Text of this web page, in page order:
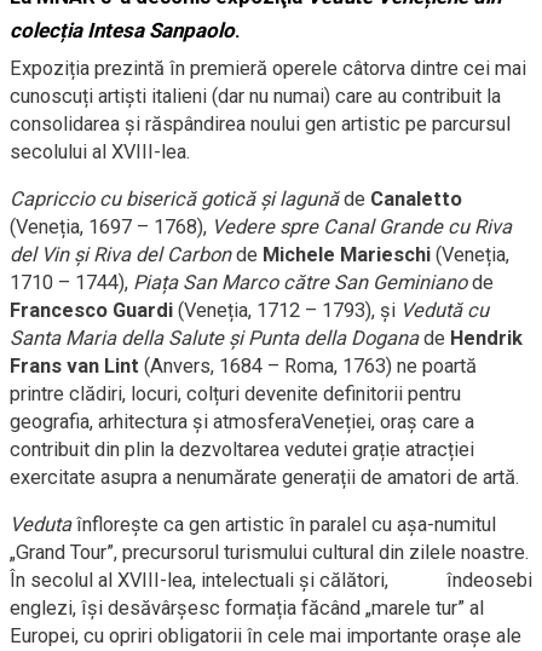
colecția Intesa Sanpaolo.
Expoziția prezintă în premieră operele câtorva dintre cei mai
cunoscuți artiști italieni (dar nu numai) care au contribuit la
consolidarea și răspândirea noului gen artistic pe parcursul
secolului al XVIII-lea.
Capriccio cu biserică gotică și lagunăde Canaletto
(Veneția, 1697 – 1768), Vedere spre Canal Grande cu Riva
del Vin și Riva del Carbonde Michele Marieschi (Veneția,
1710 – 1744), Piața San Marco către San Geminianode
Francesco Guardi (Veneția, 1712 – 1793), și Vedută cu
Santa Maria della Salute și Punta della Doganade Hendrik
Frans van Lint (Anvers, 1684 – Roma, 1763) ne poartă
printre clădiri, locuri, colțuri devenite definitorii pentru
geografia, arhitectura și atmosferaVeneției, oraș care a
contribuit din plin la dezvoltarea vedutei grație atracției
exercitate asupra a nenumărate generații de amatori de artă.
Vedutaînflorește ca gen artistic în paralel cu așa-numitul
„Grand Tour”, precursorul turismului cultural din zilele noastre.
În secolul al XVIII-lea, intelectuali și călători, îndeosebi
englezi, își desăvârșesc formația făcând „marele tur” al
Europei, cu opriri obligatorii în cele mai importante orașe ale